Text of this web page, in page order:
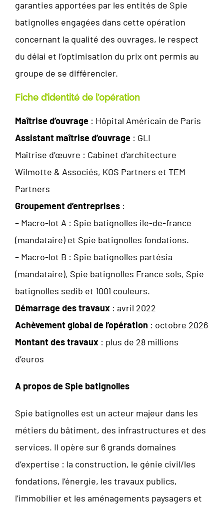
garanties apportées par les entités de Spie
batignolles engagées dans cette opération
concernant la qualité des ouvrages, le respect
du délai et l’optimisation du prix ont permis au
groupe de se différencier.
Fiche d’identité de l’opération
Maîtrise d’ouvrage: Hôpital Américain de Paris
Assistant maîtrise d’ouvrage: GLI
Maîtrise d’œuvre : Cabinet d’architecture
Wilmotte & Associés, KOS Partners et TEM
Partners
Groupement d’entreprises:
– Macro-lot A : Spie batignolles ile-de-france
(mandataire) et Spie batignolles fondations.
– Macro-lot B : Spie batignolles partésia
(mandataire), Spie batignolles France sols, Spie
batignolles sedib et 1001 couleurs.
Démarrage des travaux: avril 2022
Achèvement global de l’opération : octobre 2026
Montant des travaux: plus de 28 millions
d’euros
A propos de Spie batignolles
Spie batignolles est un acteur majeur dans les
métiers du bâtiment, des infrastructures et des
services. Il opère sur 6 grands domaines
d’expertise : la construction, le génie civil/les
fondations, l’énergie, les travaux publics,
l’immobilier et les aménagements paysagers et